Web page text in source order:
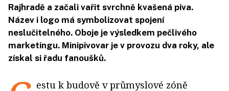
Rajhradě a začali vařit svrchně kvašená piva.
Název i logo má symbolizovat spojení
neslučitelného. Oboje je výsledkem pečlivého
marketingu. Minipivovar je v provozu dva roky, ale
získal si řadu fanoušků.
estu k budově v průmyslové zóně